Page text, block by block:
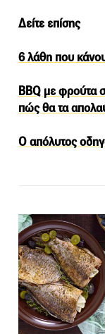
Δείτε επίσης
6 λάθη που
BBQ με φρούτα
πώς θα τα
Ο απόλυτος